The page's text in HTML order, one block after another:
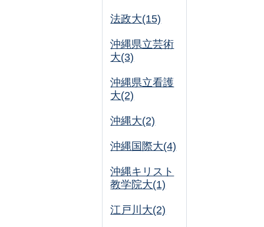
法政大(15)
沖縄県立芸術
大(3)
沖縄県立看護
大(2)
沖縄大(2)
沖縄国際大(4)
沖縄キリスト
教学院大(1)
江戸川大(2)